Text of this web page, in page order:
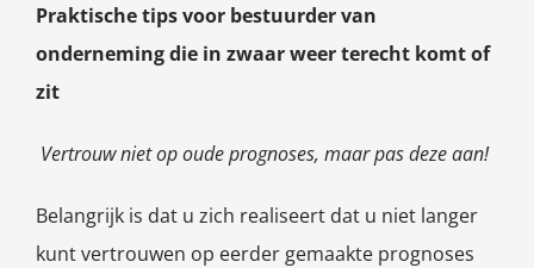
Praktische tips voor bestuurder van
onderneming die in zwaar weer terecht komt of
zit
Vertrouw niet op oude prognoses, maar pas deze aan!
Belangrijk is dat u zich realiseert dat u niet langer
kunt vertrouwen op eerder gemaakte prognoses